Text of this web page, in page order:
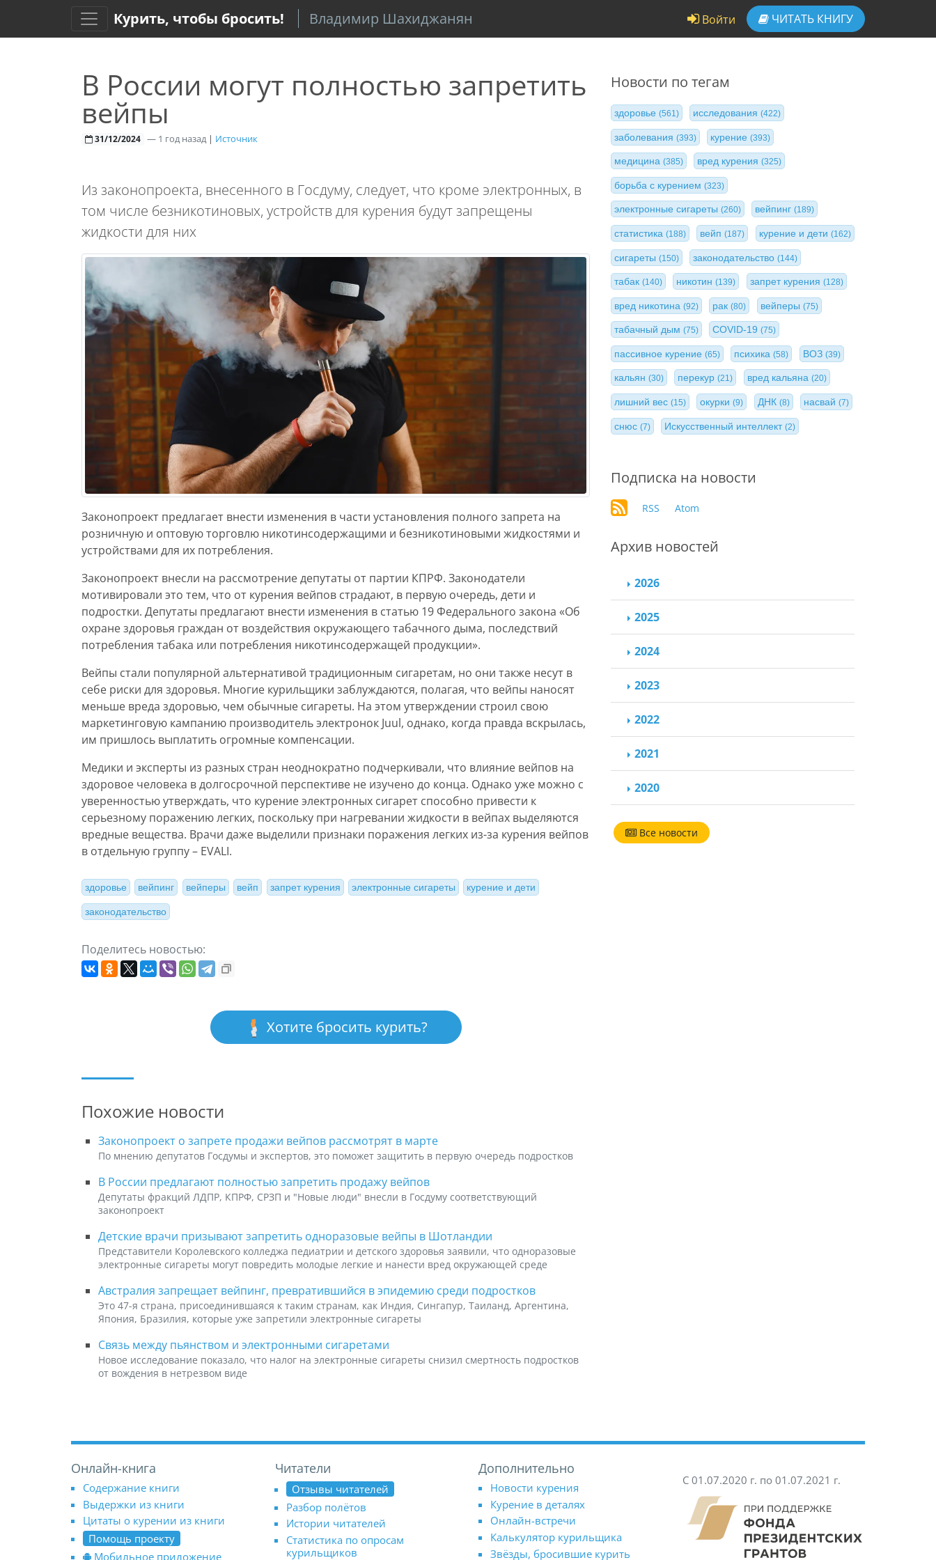
Курить, чтобы бросить! Владимир Шахиджанян Войти ЧИТАТЬ КНИГУ
В России могут полностью запретить
вейпы
31/12/2024 —1 год назад | Источник
Из законопроекта, внесенного в Госдуму, следует, что кроме электронных, в
том числе безникотиновых, устройств для курения будут запрещены
жидкости для них
Законопроект предлагает внести изменения в части установления полного запрета на
розничную и оптовую торговлю никотинсодержащими и безникотиновыми жидкостями и
устройствами для их потребления.
Законопроект внесли на рассмотрение депутаты от партии КПРФ. Законодатели
мотивировали это тем, что от курения вейпов страдают, в первую очередь, дети и
подростки. Депутаты предлагают внести изменения в статью 19 Федерального закона «Об
охране здоровья граждан от воздействия окружающего табачного дыма, последствий
потребления табака или потребления никотинсодержащей продукции».
Вейпы стали популярной альтернативой традиционным сигаретам, но они также несут в
себе риски для здоровья. Многие курильщики заблуждаются, полагая, что вейпы наносят
меньше вреда здоровью, чем обычные сигареты. На этом утверждении строил свою
маркетинговую кампанию производитель электронок Juul, однако, когда правда вскрылась,
им пришлось выплатить огромные компенсации.
Медики и эксперты из разных стран неоднократно подчеркивали, что влияние вейпов на
здоровое человека в долгосрочной перспективе не изучено до конца. Однако уже можно с
уверенностью утверждать, что курение электронных сигарет способно привести к
серьезному поражению легких, поскольку при нагревании жидкости в вейпах выделяются
вредные вещества. Врачи даже выделили признаки поражения легких из-за курения вейпов
в отдельную группу – EVALI.
здоровье вейпинг вейперы вейп запрет курения электронные сигареты курение и дети
законодательство
Поделитесь новостью:
Хотите бросить курить?
Похожие новости
Законопроект о запрете продажи вейпов рассмотрят в марте
По мнению депутатов Госдумы и экспертов, это поможет защитить в первую очередь подростков
В России предлагают полностью запретить продажу вейпов
Депутаты фракций ЛДПР, КПРФ, СРЗП и "Новые люди" внесли в Госдуму соответствующий
законопроект
Детские врачи призывают запретить одноразовые вейпы в Шотландии
Представители Королевского колледжа педиатрии и детского здоровья заявили, что одноразовые
электронные сигареты могут повредить молодые легкие и нанести вред окружающей среде
Австралия запрещает вейпинг, превратившийся в эпидемию среди подростков
Это 47-я страна, присоединившаяся к таким странам, как Индия, Сингапур, Таиланд, Аргентина,
Япония, Бразилия, которые уже запретили электронные сигареты
Связь между пьянством и электронными сигаретами
Новое исследование показало, что налог на электронные сигареты снизил смертность подростков
от вождения в нетрезвом виде
Новости по тегам
здоровье (561) исследования(422)
заболевания (393) курение(393)
медицина (385) вред курения(325)
борьба с курением (323)
электронные сигареты (260) вейпинг(189)
статистика (188) вейп(187) курение и дети (162)
сигареты (150) законодательство(144)
табак (140) никотин(139) запрет курения (128)
вред никотина (92) рак(80) вейперы (75)
табачный дым (75) COVID-19(75)
пассивное курение (65) психика(58) ВОЗ (39)
кальян (30) перекур(21) вред кальяна (20)
лишний вес (15) окурки(9) ДНК (8) насвай(7)
снюс (7) Искусственный интеллект(2)
Подписка на новости
RSS Atom
Архив новостей
2026
2025
2024
2023
2022
2021
2020
Все новости
Онлайн-книга
Содержание книги
Выдержки из книги
Цитаты о курении из книги
Помощь проекту
Мобильное приложение
Читатели
Отзывы читателей
Разбор полётов
Истории читателей
Статистика по опросам
курильщиков
Дополнительно
Новости курения
Курение в деталях
Онлайн-встречи
Калькулятор курильщика
Звёзды, бросившие курить
С 01.07.2020 г. по 01.07.2021 г.